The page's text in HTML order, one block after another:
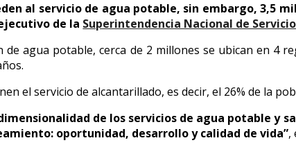
al servicio de agua potable, sin embargo, 3,5
de la Superintendencia Nacional de
agua potable, cerca de 2 millones se ubican en 4
el servicio de alcantarillado, es decir, el 26% de la
de los servicios de agua potable y
oportunidad, desarrollo y calidad de vida”,